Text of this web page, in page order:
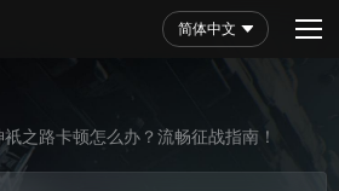
简体中文
之路卡顿怎么办？流畅征战指南！